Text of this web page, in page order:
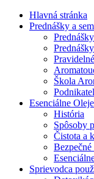
Hlavná stránka
Prednášky a
Prednášky
Škola
Esenciálne Oleje
História
Spôsoby
Čistota a
Sprievodca